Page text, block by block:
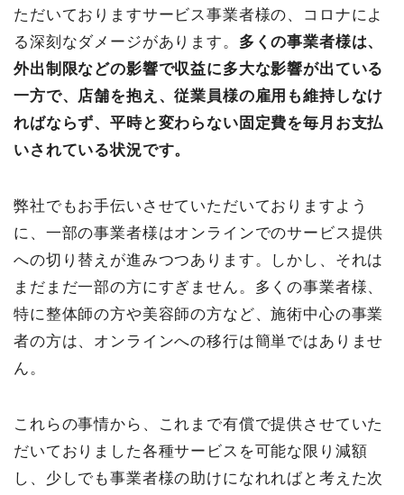
ただいておりますサービス事業者様の、コロナによ
る深刻なダメージがあります。 多くの事業者様は、
外出制限などの影響で収益に多大な影響が出ている
一方で、店舗を抱え、従業員様の雇用も維持しなけ
ればならず、平時と変わらない固定費を毎月お支払
いされている状況です。
弊社でもお手伝いさせていただいておりますよう
に、一部の事業者様はオンラインでのサービス提供
への切り替えが進みつつあります。しかし、それは
まだまだ一部の方にすぎません。多くの事業者様、
特に整体師の方や美容師の方など、施術中心の事業
者の方は、オンラインへの移行は簡単ではありませ
ん。
これらの事情から、これまで有償で提供させていた
だいておりました各種サービスを可能な限り減額
し、少しでも事業者様の助けになれればと考えた次